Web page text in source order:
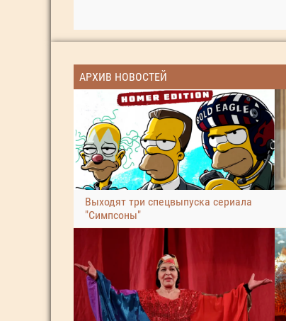
АРХИВ НОВОСТЕЙ
Выходят три спецвыпуска сериала
"Симпсоны"